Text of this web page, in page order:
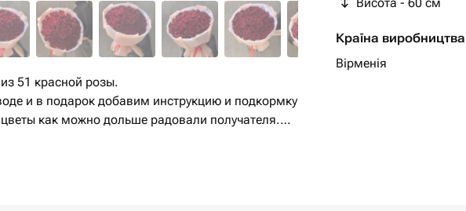
Країна виробництва
Вірменія
51 красной розы.
и в подарок добавим инструкцию и подкормку
как можно дольше радовали получателя.